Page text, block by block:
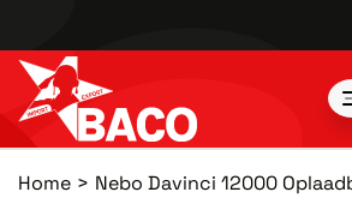
Home Nebo Davinci 12000